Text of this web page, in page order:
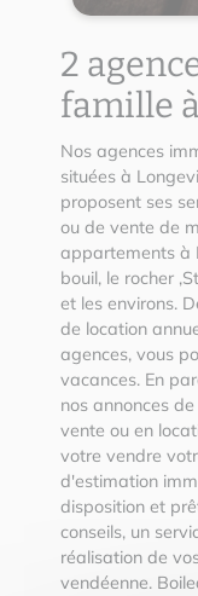
2
famille
Nos agences
situées à
proposent ses
ou de vente de
appartements à
bouil, le rocher
et les environs.
de location
agences, vous
vacances. En
nos annonces
vente ou en
votre vendre
d'estimation
disposition et
conseils, un
réalisation de
vendéenne.